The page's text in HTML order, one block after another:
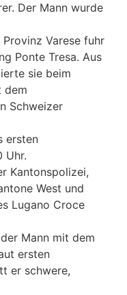
Der Mann wurde
Varese fuhr
Ponte Tresa. Aus
sie beim
dem
Schweizer
ersten
Uhr.
Kantonspolizei,
West und
Lugano Croce
Mann mit dem
ersten
er schwere,